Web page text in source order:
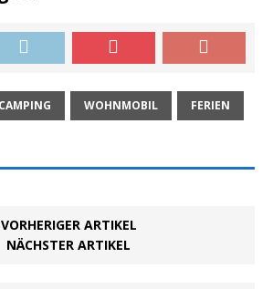
CAMPING WOHNMOBIL FERIEN
VORHERIGER ARTIKEL
NÄCHSTER ARTIKEL